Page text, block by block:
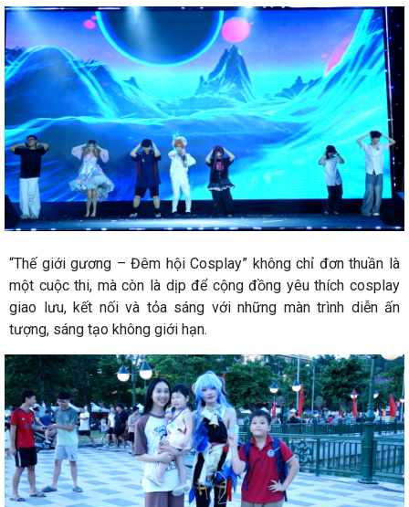
“Thế giới gương – Đêm hội Cosplay” không chỉ đơn thuần là
một cuộc thi, mà còn là dịp để cộng đồng yêu thích cosplay
giao lưu, kết nối và tỏa sáng với những màn trình diễn ấn
tượng, sáng tạo không giới hạn.